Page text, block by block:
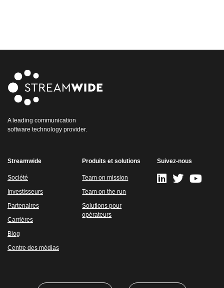
A leading communication
software technology provider.
Streamwide
Société
Investisseurs
Partenaires
Carrières
Blog
Centre des médias
Produits et solutions
Team on mission
Team on the run
Solutions pour
opérateurs
Suivez-nous